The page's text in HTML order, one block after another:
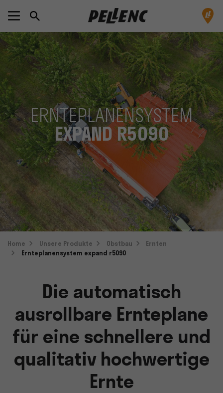
ERNTEPLANENSYSTEM
EXPAND R5090
Home Unsere Produkte Obstbau
Ernten
Ernteplanensystem expand r5090
Die automatisch
ausrollbare Ernteplane
für eine schnellere und
qualitativ hochwertige
Ernte